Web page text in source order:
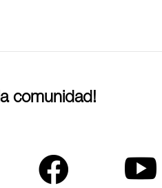
comunidad!